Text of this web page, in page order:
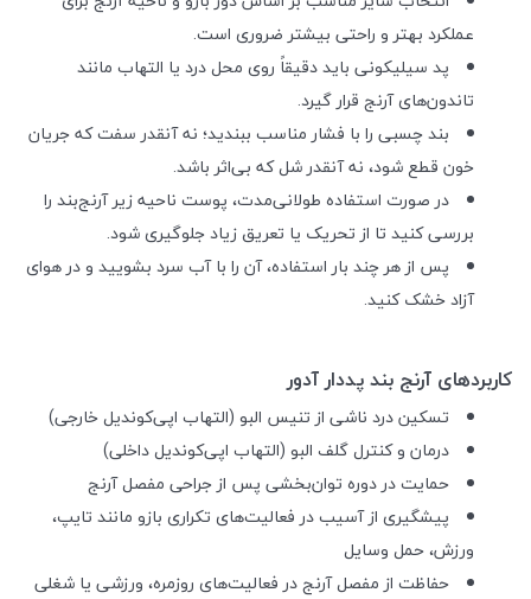
عملکرد بهتر و راحتی بیشتر ضروری است.
پد سیلیکونی باید دقیقاً روی محل درد یا التهاب مانند
تاندون‌های آرنج قرار گیرد.
بند چسبی را با فشار مناسب ببندید؛ نه آنقدر سفت که جریان
خون قطع شود، نه آنقدر شل که بی‌اثر باشد.
در صورت استفاده طولانی‌مدت، پوست ناحیه زیر آرنج‌بند را
بررسی کنید تا از تحریک یا تعریق زیاد جلوگیری شود.
پس از هر چند بار استفاده، آن را با آب سرد بشویید و در هوای
آزاد خشک کنید.
کاربردهای آرنج بند پددار آدور
تسکین درد ناشی از تنیس البو (التهاب اپی‌کوندیل خارجی)
درمان و کنترل گلف البو (التهاب اپی‌کوندیل داخلی)
حمایت در دوره توان‌بخشی پس از جراحی مفصل آرنج
پیشگیری از آسیب در فعالیت‌های تکراری بازو مانند تایپ،
ورزش، حمل وسایل
حفاظت از مفصل آرنج در فعالیت‌های روزمره، ورزشی یا شغلی